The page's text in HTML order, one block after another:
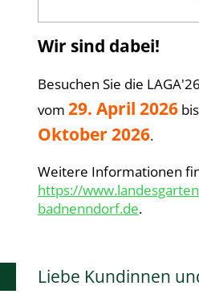
Wir sind dabei!
Besuchen Sie die
vom 29. April 2026
Oktober 2026.
Weitere Informationen
https://
badnenndorf.de.
Liebe Kundinnen